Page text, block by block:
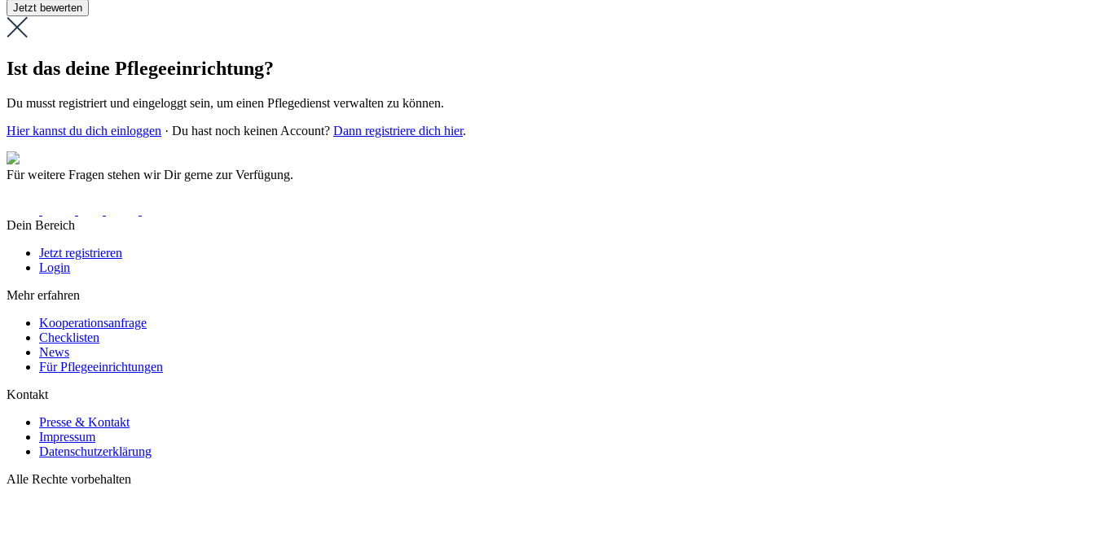
Jetzt bewerten
Ist das deine Pflegeeinrichtung?
Du musst registriert und eingeloggt sein, um einen Pflegedienst verwalten zu können.
Hier kannst du dich einloggen · Du hast noch keinen Account? Dann registriere dich hier.
Für weitere Fragen stehen wir Dir gerne zur Verfügung.
Dein Bereich
Jetzt registrieren
Login
Mehr erfahren
Kooperationsanfrage
Checklisten
News
Für Pflegeeinrichtungen
Kontakt
Presse & Kontakt
Impressum
Datenschutzerklärung
Alle Rechte vorbehalten